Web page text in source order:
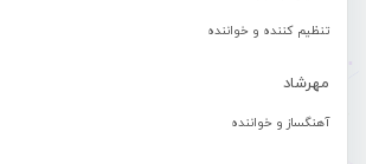
تنظیم کننده و خواننده
مهرشاد
آهنگساز و خواننده